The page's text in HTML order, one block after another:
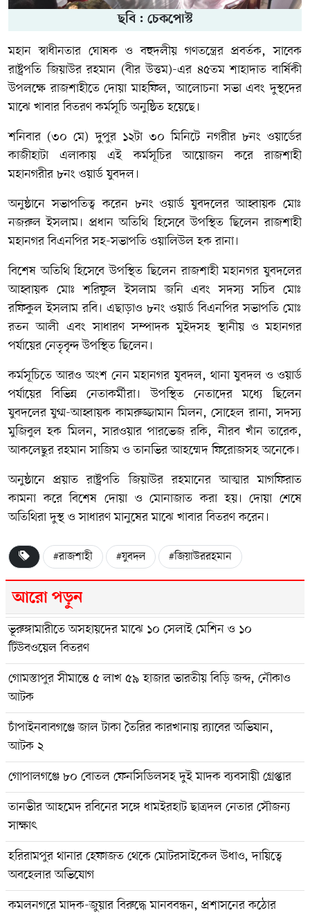
ছবি : চেকপোস্ট
মহান স্বাধীনতার ঘোষক ও বহুদলীয় গণতন্ত্রের প্রবর্তক, সাবেক
রাষ্ট্রপতি জিয়াউর রহমান (বীর উত্তম)-এর ৪৫তম শাহাদাত বার্ষিকী
উপলক্ষে রাজশাহীতে দোয়া মাহফিল, আলোচনা সভা এবং দুস্থদের
মাঝে খাবার বিতরণ কর্মসূচি অনুষ্ঠিত হয়েছে।
শনিবার (৩০ মে) দুপুর ১২টা ৩০ মিনিটে নগরীর ৮নং ওয়ার্ডের
কাজীহাটা এলাকায় এই কর্মসূচির আয়োজন করে রাজশাহী
মহানগরীর ৮নং ওয়ার্ড যুবদল।
অনুষ্ঠানে সভাপতিত্ব করেন ৮নং ওয়ার্ড যুবদলের আহ্বায়ক মোঃ
নজরুল ইসলাম। প্রধান অতিথি হিসেবে উপস্থিত ছিলেন রাজশাহী
মহানগর বিএনপির সহ-সভাপতি ওয়ালিউল হক রানা।
বিশেষ অতিথি হিসেবে উপস্থিত ছিলেন রাজশাহী মহানগর যুবদলের
আহ্বায়ক মোঃ শরিফুল ইসলাম জনি এবং সদস্য সচিব মোঃ
রফিকুল ইসলাম রবি। এছাড়াও ৮নং ওয়ার্ড বিএনপির সভাপতি মোঃ
রতন আলী এবং সাধারণ সম্পাদক মুইদসহ স্থানীয় ও মহানগর
পর্যায়ের নেতৃবৃন্দ উপস্থিত ছিলেন।
কর্মসূচিতে আরও অংশ নেন মহানগর যুবদল, থানা যুবদল ও ওয়ার্ড
পর্যায়ের বিভিন্ন নেতাকর্মীরা। উপস্থিত নেতাদের মধ্যে ছিলেন
যুবদলের যুগ্ম-আহ্বায়ক কামরুজ্জামান মিলন, সোহেল রানা, সদস্য
মুজিবুল হক মিলন, সারওয়ার পারভেজ রকি, নীরব খাঁন তারেক,
আকলেছুর রহমান সাজিম ও তানভির আহম্মেদ ফিরোজসহ অনেকে।
অনুষ্ঠানে প্রয়াত রাষ্ট্রপতি জিয়াউর রহমানের আত্মার মাগফিরাত
কামনা করে বিশেষ দোয়া ও মোনাজাত করা হয়। দোয়া শেষে
অতিথিরা দুস্থ ও সাধারণ মানুষের মাঝে খাবার বিতরণ করেন।
#রাজশাহী #যুবদল #জিয়াউররহমান
আরো পড়ুন
ভূরুঙ্গামারীতে অসহায়দের মাঝে ১০ সেলাই মেশিন ও ১০
টিউবওয়েল বিতরণ
গোমস্তাপুর সীমান্তে ৫ লাখ ৫৯ হাজার ভারতীয় বিড়ি জব্দ, নৌকাও
আটক
চাঁপাইনবাবগঞ্জে জাল টাকা তৈরির কারখানায় র‌্যাবের অভিযান,
আটক ২
গোপালগঞ্জে ৮০ বোতল ফেনসিডিলসহ দুই মাদক ব্যবসায়ী গ্রেপ্তার
তানভীর আহমেদ রবিনের সঙ্গে ধামইরহাট ছাত্রদল নেতার সৌজন্য
সাক্ষাৎ
হরিরামপুর থানার হেফাজত থেকে মোটরসাইকেল উধাও, দায়িত্বে
অবহেলার অভিযোগ
কমলনগরে মাদক-জুয়ার বিরুদ্ধে মানববন্ধন, প্রশাসনের কঠোর